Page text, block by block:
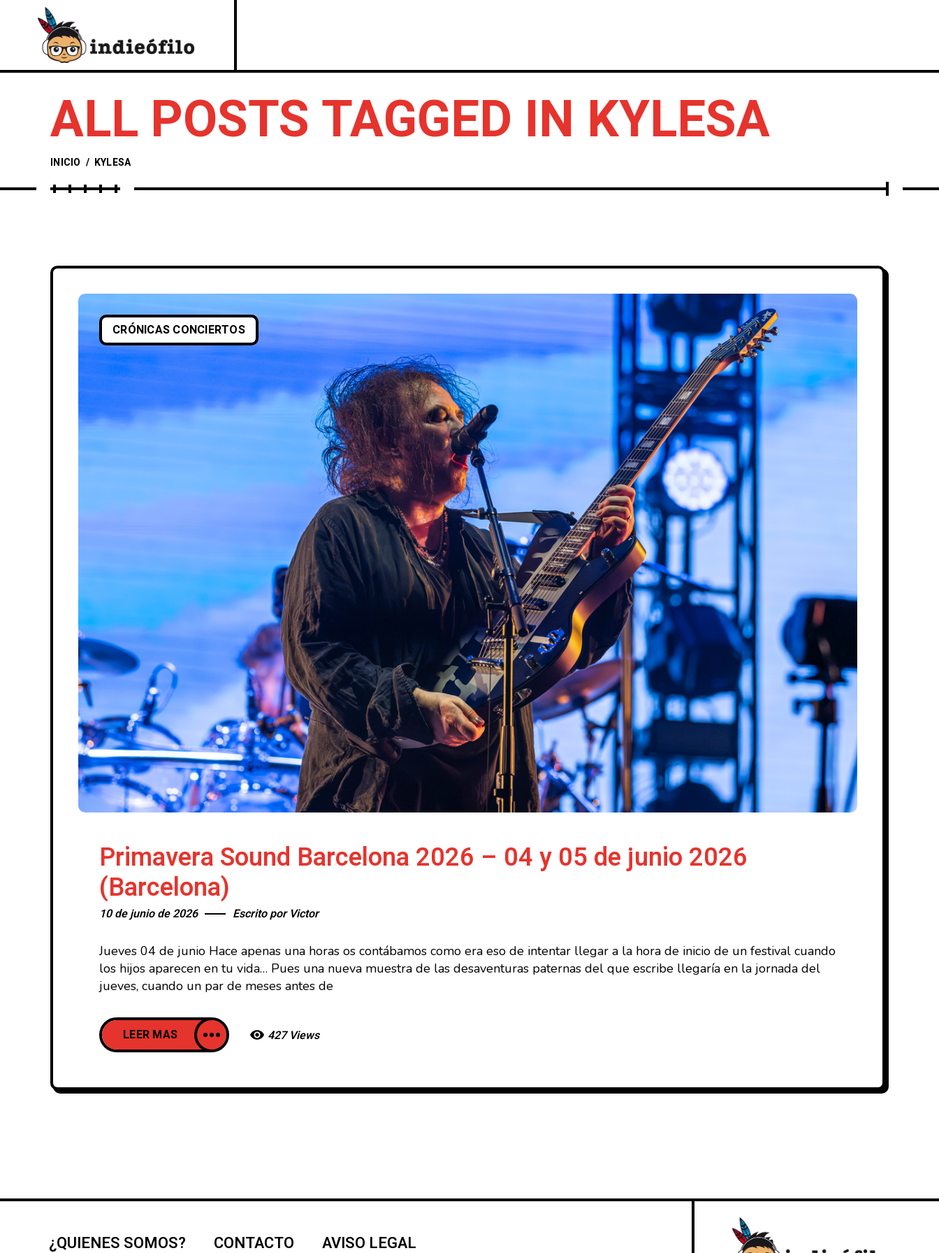
ALL POSTS TAGGED IN KYLESA
INICIO / KYLESA
CRÓNICAS CONCIERTOS
Primavera Sound Barcelona 2026 – 04 y 05 de junio 2026
(Barcelona)
10 de junio de 2026 Escrito por Victor
Jueves 04 de junio Hace apenas una horas os contábamos como era eso de intentar llegar a la hora de inicio de un festival cuando
los hijos aparecen en tu vida… Pues una nueva muestra de las desaventuras paternas del que escribe llegaría en la jornada del
jueves, cuando un par de meses antes de
LEER MAS 427 Views
¿QUIENES SOMOS? CONTACTO AVISO LEGAL